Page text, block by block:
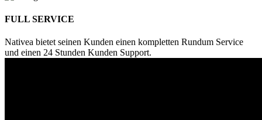
FULL SERVICE
Nativea bietet seinen Kunden einen kompletten Rundum Service
und einen 24 Stunden Kunden Support.